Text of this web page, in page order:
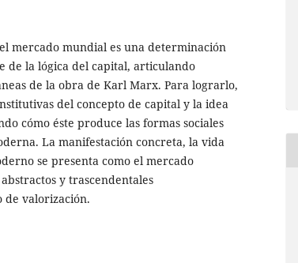
mercado mundial es una determinación
de la lógica del capital, articulando
de la obra de Karl Marx. Para lograrlo,
del concepto de capital y la idea
cómo éste produce las formas sociales
La manifestación concreta, la vida
se presenta como el mercado
y trascendentales
de valorización.